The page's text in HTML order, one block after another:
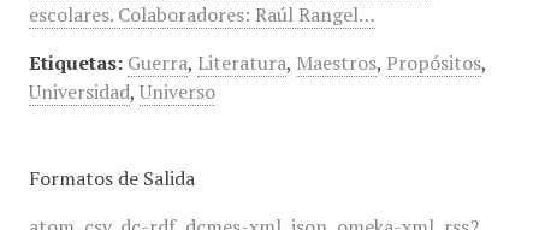
escolares. Colaboradores: Raúl Rangel…
Etiquetas: Guerra, Literatura, Maestros, Propósitos,
Universidad, Universo
Formatos de Salida